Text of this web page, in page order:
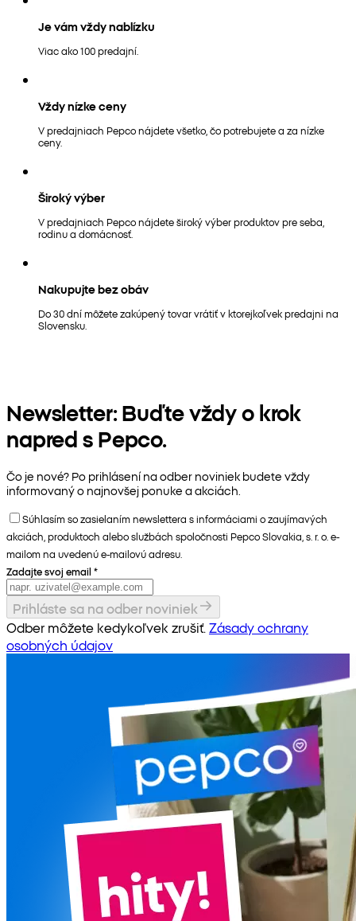
Je vám vždy nablízku
Viac ako 100 predajní.
Vždy nízke ceny
V predajniach Pepco nájdete všetko, čo potrebujete a za nízke
ceny.
Široký výber
V predajniach Pepco nájdete široký výber produktov pre seba,
rodinu a domácnosť.
Nakupujte bez obáv
Do 30 dní môžete zakúpený tovar vrátiť v ktorejkoľvek predajni na
Slovensku.
Newsletter: Buďte vždy o krok
napred s Pepco.
Čo je nové? Po prihlásení na odber noviniek budete vždy
informovaný o najnovšej ponuke a akciách.
Súhlasím so zasielaním newslettera s informáciami o zaujímavých
akciách, produktoch alebo službách spoločnosti Pepco Slovakia, s. r. o. e-
mailom na uvedenú e-mailovú adresu.
Zadajte svoj email *
Prihláste sa na odber noviniek
Odber môžete kedykoľvek zrušiť. Zásady ochrany
osobných údajov